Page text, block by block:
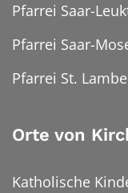
Pfarrei Saar-
Pfarrei Saar-
Pfarrei St.
Orte von
Katholische